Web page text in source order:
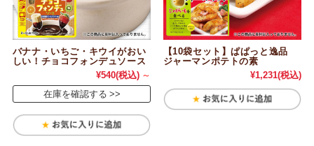
バナナ・いちご・キウイがおい
しい！チョコフォンデュソース
¥540(税込) ～
在庫を確認する
【10袋セット】ぱぱっと逸品
ジャーマンポテトの素
¥1,231(税込)